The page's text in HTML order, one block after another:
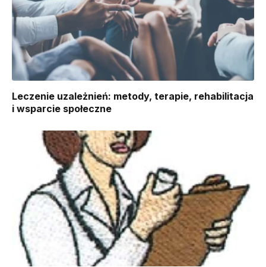
Leczenie uzależnień: metody, terapie, rehabilitacja
i wsparcie społeczne